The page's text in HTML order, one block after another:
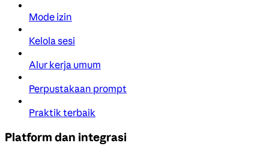
Mode izin
Kelola sesi
Alur kerja umum
Perpustakaan prompt
Praktik terbaik
Platform dan integrasi